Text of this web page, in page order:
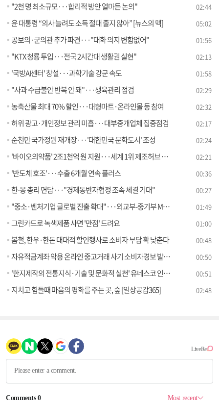
"2천 명 최소규모···합리적 방안 얼마든 논의" 02:44
윤 대통령 “의사 늘려도 소득 절대 줄지 않아” [뉴스의 맥] 05:02
공보의·군의관 추가 파견···"대화 의지 변함없어" 01:56
"KTX 청룡 투입···전국 2시간대 생활권 실현" 02:13
'국방AI센터' 창설···과학기술 강군 속도 01:58
"사과 수급불안 반복 안 돼"···생육관리 점검 02:29
농축산물 최대 70% 할인···대형마트·온라인몰 등 참여 02:32
허위 광고·개인정보 관리 미흡···대부중개업체 집중점검 02:17
순천만 국가정원 재개장···'대한민국 문화도시' 조성 02:24
'바이오의약품' 2조1천억 원 지원···세계 1위 제조허브 도약 02:21
'반도체 호조'···수출 6개월 연속 플러스 00:36
한-몽 총리 면담···"경제동반자협정 조속 체결 기대" 00:27
"중소·벤처기업 글로벌 진출 확대"···외교부-중기부 MOU 01:49
그린카드로 녹색제품 사면 '만점' 드려요 01:00
봄철, 한우·한돈 대대적 할인행사로 소비자 부담 확 낮춘다 00:48
자유적금계좌 악용 온라인 중고거래 사기 소비자경보 발령! 00:50
'한지제작의 전통지식·기술 및 문화적 실천' 유네스코 인류무형유산 대표목록 등재신청서 제출 00:51
지치고 힘들때 마음의 평화를 주는 곳, 숲 [일상공감365] 02:48